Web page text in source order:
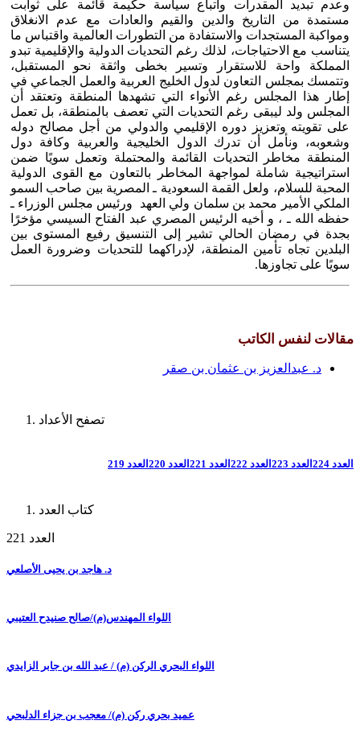
وعدم تبديد المقدرات واتباع سياسة حكيمة قائمة على ثوابت
مستمدة من التاريخ والدين والقيم والعادات مع عدم الانغلاق
ومواكبة المستجدات والاستفادة من التطورات العالمية واقتباس ما
يتناسب مع الاحتياجات، لذلك رغم التحديات الدولية والإقليمية تبدو
المملكة واحة للاستقرار وتسير بخطى واثقة نحو المستقبل،
وتتمسك بمجلس التعاون لدول الخليج العربية والعمل الجماعي في
إطار هذا المجلس رغم الأنواء التي تشهدها المنطقة وتعتقد أن
المجلس ولد ليبقى رغم التحديات التي تعصف بالمنطقة، بل تعمل
على تقويته وتعزيز دوره الإقليمي والدولي من أجل مصالح دوله
وشعوبه، ونأمل أن تدرك الدول الخليجية والعربية وكافة دول
المنطقة مخاطر التحديات القائمة والمحتملة وتعمل سويًا ضمن
استراتيجية شاملة لمواجهة المخاطر بالتعاون مع القوى الدولية
المحبة للسلام، ولعل القمة السعودية ـ المصرية بين صاحب السمو
الملكي الأمير محمد بن سلمان ولي العهد ورئيس مجلس الوزراء ـ
حفظه الله ـ ، و أخيه الرئيس المصري عبد الفتاح السيسي مؤخرًا
بجدة في رمضان الحالي تشير إلى التنسيق رفيع المستوى بين
البلدين تجاه تأمين المنطقة، لإدراكهما للتحديات وضرورة العمل
سويًا على تجاوزها.
مقالات لنفس الكاتب
د. عبدالعزيز بن عثمان بن صقر
تصفح الأعداد
العدد 224 العدد 223 العدد 222 العدد 221 العدد 220 العدد 219
كتاب العدد
العدد 221
د. هاجد بن يحيى الأصلعي
اللواء المهندس(م)/صالح صنيدح العتيبي
اللواء البحري الركن (م) / عبد الله بن جابر الزايدي
عميد بحري ركن (م)/ معجب بن جزاء الدلبحي